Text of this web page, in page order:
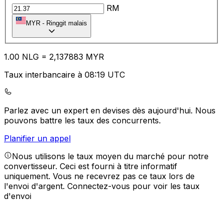
RM
MYR - Ringgit malais
1.00 NLG = 2,137883 MYR
Taux interbancaire à 08:19 UTC
Parlez avec un expert en devises dès aujourd'hui. Nous
pouvons battre les taux des concurrents.
Planifier un appel
Nous utilisons le taux moyen du marché pour notre
convertisseur. Ceci est fourni à titre informatif
uniquement. Vous ne recevrez pas ce taux lors de
l'envoi d'argent. Connectez-vous pour voir les taux
d'envoi